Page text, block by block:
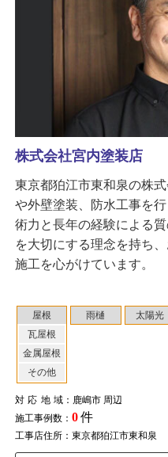
屋根
瓦屋根
金属屋根
その他
雨樋 太陽光
対応地域：鹿嶋市 周辺
施工事例数： 0件
工事店住所：東京都狛江市東和泉
株式会社宮内塗装店
東京都狛江市東和泉の株
や外壁塗装、防水工事を
術力と長年の経験による
を大切にする理念を持ち
施工を心がけています。